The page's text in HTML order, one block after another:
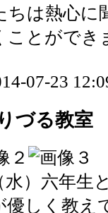
ちは熱心に
ことができ
07-23
づる教室
）六年生
優しく教え